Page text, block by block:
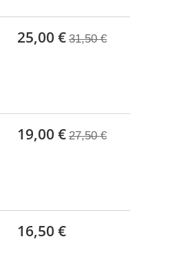
25,00 € 31,50 €
19,00 € 27,50 €
16,50 €